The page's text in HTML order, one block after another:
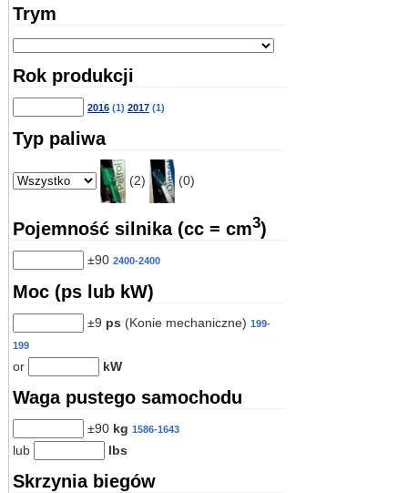
Trym
Rok produkcji
2016(1) 2017(1)
Typ paliwa
(2) (0)
Pojemność silnika (cc = cm3)
±90 2400-2400
Moc (ps lub kW)
±9 ps (Konie mechaniczne) 199-
199
or kW
Waga pustego samochodu
±90 kg 1586-1643
lub lbs
Skrzynia biegów